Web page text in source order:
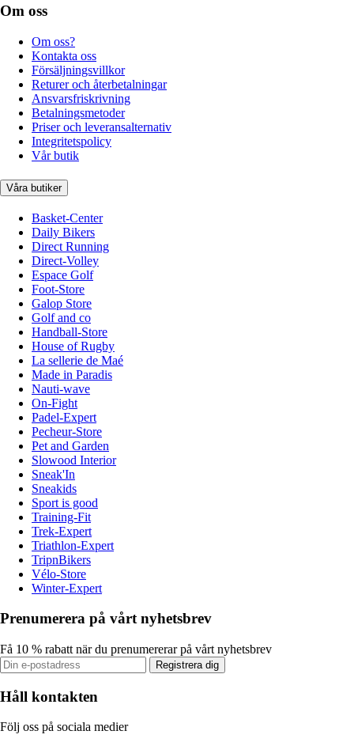
Om oss
Om oss?
Kontakta oss
Försäljningsvillkor
Returer och återbetalningar
Ansvarsfriskrivning
Betalningsmetoder
Priser och leveransalternativ
Integritetspolicy
Vår butik
Våra butiker
Basket-Center
Daily Bikers
Direct Running
Direct-Volley
Espace Golf
Foot-Store
Galop Store
Golf and co
Handball-Store
House of Rugby
La sellerie de Maé
Made in Paradis
Nauti-wave
On-Fight
Padel-Expert
Pecheur-Store
Pet and Garden
Slowood Interior
Sneak'In
Sneakids
Sport is good
Training-Fit
Trek-Expert
Triathlon-Expert
TripnBikers
Vélo-Store
Winter-Expert
Prenumerera på vårt nyhetsbrev
Få 10 % rabatt när du prenumererar på vårt nyhetsbrev
Registrera dig
Håll kontakten
Följ oss på sociala medier